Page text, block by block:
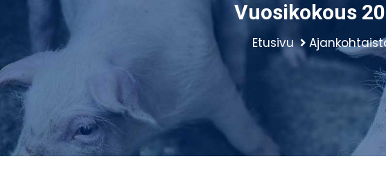
Vuosikokous
Etusivu